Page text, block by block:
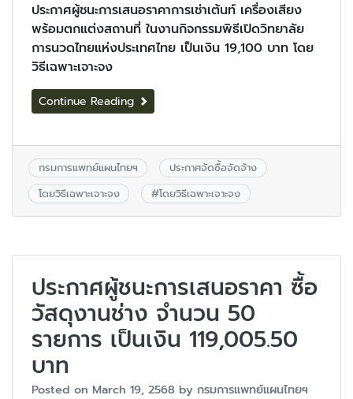
ประกาศผู้ชนะการเสนอราคาการเช่าเต้นท์ เครื่องเสียง
พร้อมตกแต่งสถานที่ ในงานกิจกรรมพิธีเปิดวิทยาลัย
การนวดไทยแห่งประเทศไทย เป็นเงิน 19,100 บาท โดย
วิธีเฉพาะเจาะจง
Continue Reading
กรมการแพทย์แผนไทยฯ
ประกาศจัดซื้อจัดจ้าง
โดยวิธีเฉพาะเจาะจง
#โดยวิธีเฉพาะเจาะจง
ประกาศผู้ชนะการเสนอราคา ซื้อ
วัสดุงานช่าง จำนวน 50
รายการ เป็นเงิน 119,005.50
บาท
Posted on March 19, 2568 by กรมการแพทย์แผนไทยฯ